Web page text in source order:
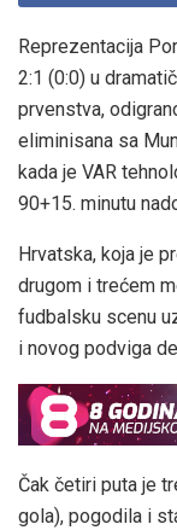
Reprezentacija
2:1 (0:0) u
prvenstva,
eliminisana sa
kada je VAR
90+15. minutu
Hrvatska, koja je
drugom i trećem
fudbalsku scenu
i novog podviga
Čak četiri puta je
gola), pogodila i